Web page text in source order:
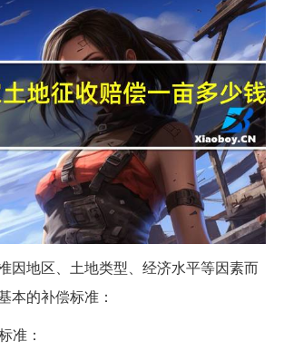
因地区、土地类型、经济水平等因素而
本的补偿标准：
准：